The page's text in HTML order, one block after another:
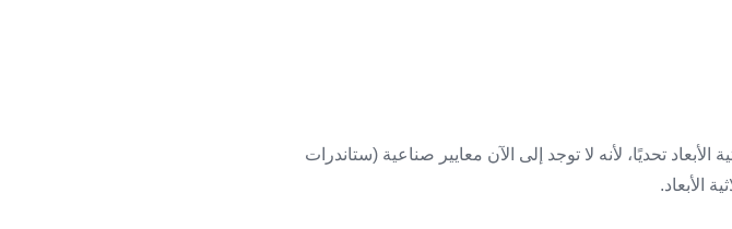
تحديًا، لأنه لا توجد إلى الآن معايير صناعية (ستاندرات